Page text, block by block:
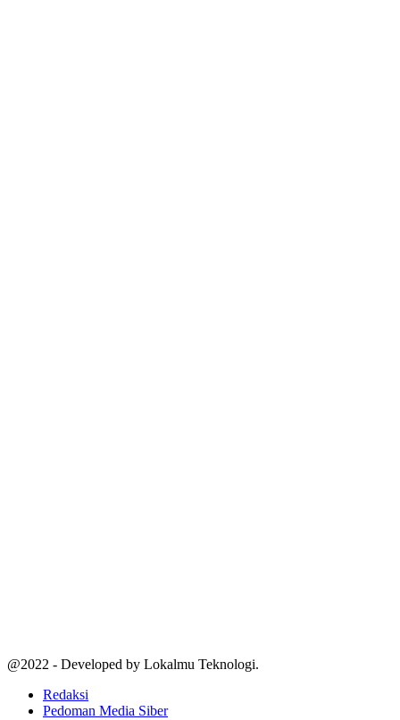
@2022 - Developed by Lokalmu Teknologi.
Redaksi
Pedoman Media Siber